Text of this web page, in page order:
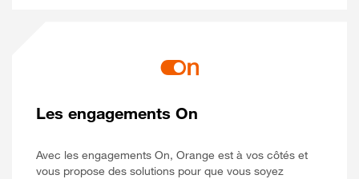
Les engagements On
Avec les engagements On, Orange est à vos côtés et
vous propose des solutions pour que vous soyez